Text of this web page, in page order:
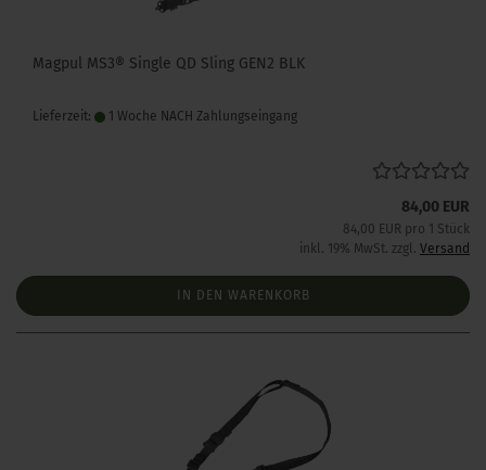
Magpul MS3® Single QD Sling GEN2 BLK
Lieferzeit: 1 Woche NACH Zahlungseingang
84,00 EUR
84,00 EUR pro 1 Stück
inkl. 19% MwSt. zzgl. Versand
IN DEN WARENKORB